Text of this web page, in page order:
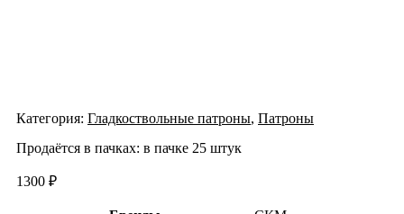
Категория: Гладкоствольные патроны, Патроны
Продаётся в пачках: в пачке 25 штук
1300 ₽